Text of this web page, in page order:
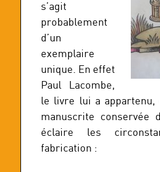
s’agit
probablement
d’un
exemplaire
unique. En effet
Paul Lacombe,
le livre lui a appartenu,
manuscrite conservée
éclaire les
fabrication :